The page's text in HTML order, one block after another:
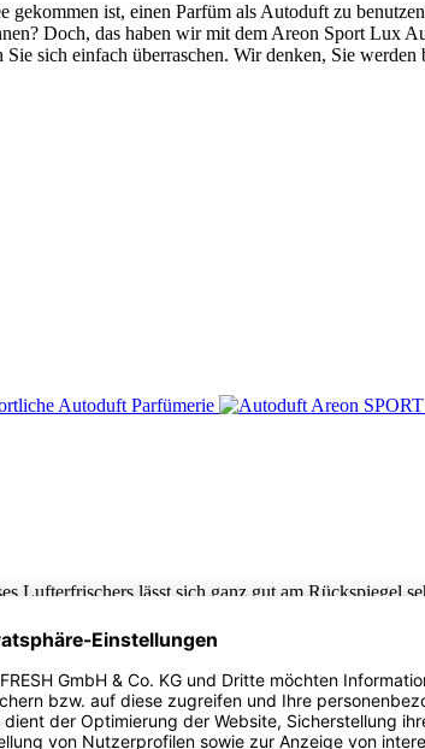
ist, einen Parfüm als Autoduft zu
Doch, das haben wir mit dem Areon Sport Lux
Sie sich einfach überraschen. Wir denken, Sie
Lufterfrischers lässt sich ganz gut am Rückspiegel
Luxuriöses Design angepasst an der